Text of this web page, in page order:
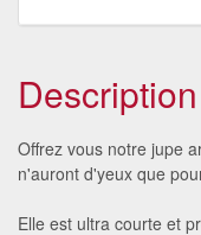
Offrez vous notre jupe
n'auront d'yeux que
Elle est ultra courte et